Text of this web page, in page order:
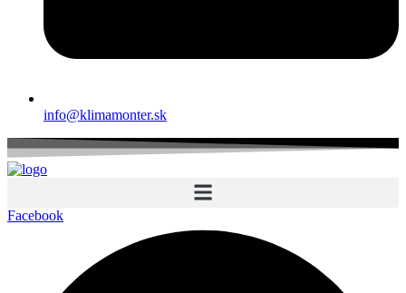
info@klimamonter.sk
Facebook